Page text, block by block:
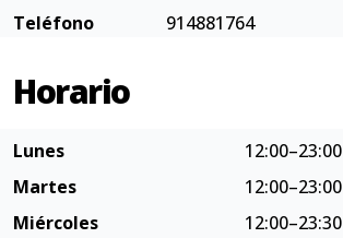
Teléfono
914881764
Horario
Lunes
12:00–23:00
Martes
12:00–23:00
Miércoles
12:00–23:30